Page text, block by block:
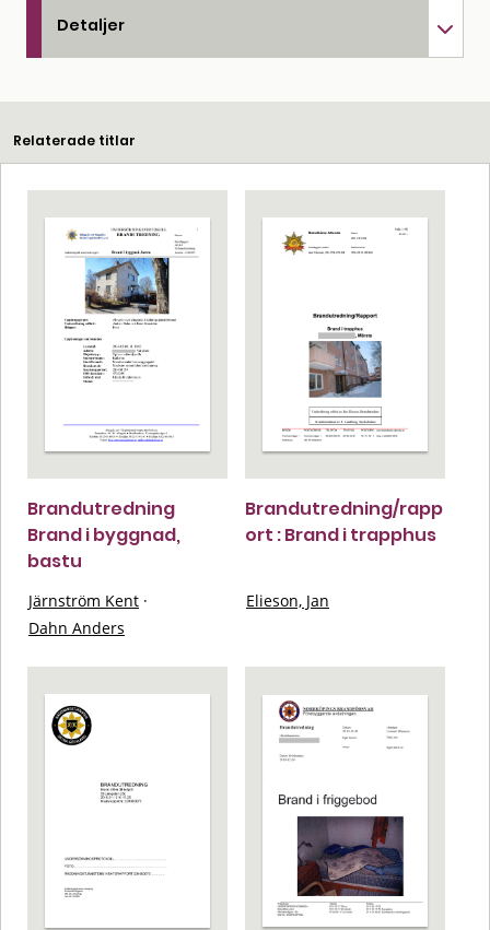
Detaljer
Relaterade titlar
Brandutredning
Brand i byggnad,
bastu
Järnström Kent ·
Dahn Anders
Brandutredning/rapp
ort : Brand i trapphus
Elieson, Jan